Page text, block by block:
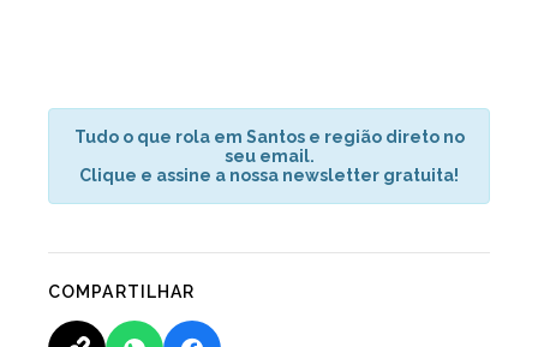
Tudo o que rola em Santos e região direto no
seu email.
Clique e assine a nossa newsletter gratuita!
COMPARTILHAR